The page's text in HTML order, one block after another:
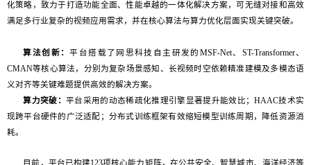
化策略，致力于打造功能全面、性能卓越的一体化解决方案，可无缝对接和高效
满足多行业复杂的视频应用需求，并在核心算法与算力优化层面实现关键突破。
算法创新：平台搭载了网思科技自主研发的MSF-Net、ST-Transformer、
CMAN等核心算法，分别为复杂场景感知、长视频时空依赖精准建模及多模态语
义对齐等关键难题提供高效的解决方案。
算力突破：平台采用的动态稀疏化推理引擎显著提升能效比；HAAC技术实
现跨平台硬件的广泛适配；分布式训练框架有效缩短模型训练周期，降低资源消
耗。